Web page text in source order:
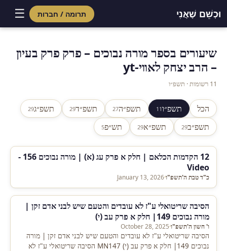
וּכְשֵׁם שֶׁאֲנִי תרומה / חברות ☰
content
שיעורים בספר מורה נבוכים – פרק פרק בעיון
– הרב יצחק לאווי-yt
11 רשומות · תשפ״ו
הכל תשפ״ו11 תשפ״ה27 תשפ״ד29 תשפ״ג29
תשפ״ב29 תשפ״א29 תש״פ5
12 הקדמות הכלאם | חלק א פרק עג (א) | מורה נבוכים 156 -
Video
כ"ד טבת ה'תשפ"ו·
January 13, 2026
הסיבה שריטואלי ע"ז לא עובדים והטעם שיש לבני אדם זקן |
מורה נבוכים 149| חלק א פרק עב (י)
ו' חשון ה'תשפ"ו·
October 28, 2025
הסיבה שריטואלי ע"ז לא עובדים והטעם שיש לבני אדם זקן | מורה
נבוכים 149| חלק א פרק עב (י) MN147 הסיבה שריטואלי ע"ז לא